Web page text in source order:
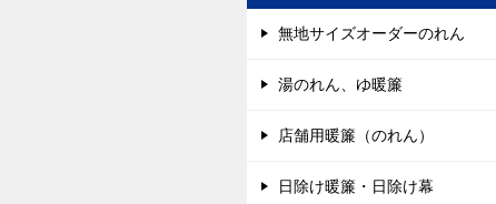
無地サイズオーダーのれん
湯のれん、ゆ暖簾
店舗用暖簾（のれん）
日除け暖簾・日除け幕